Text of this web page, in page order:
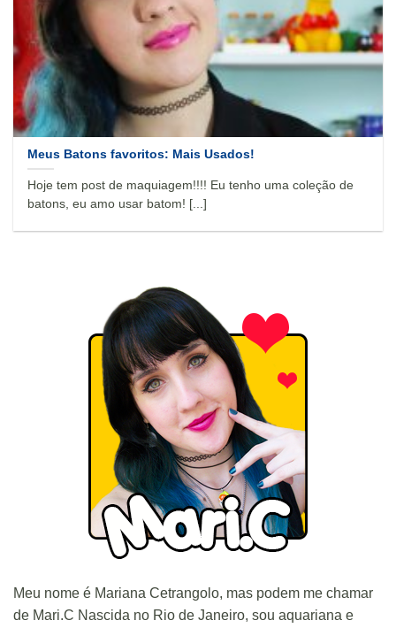
Meus Batons favoritos: Mais Usados!
Hoje tem post de maquiagem!!!! Eu tenho uma coleção de
batons, eu amo usar batom! [...]
Meu nome é Mariana Cetrangolo, mas podem me chamar
de Mari.C Nascida no Rio de Janeiro, sou aquariana e